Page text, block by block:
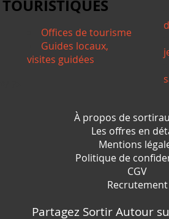
TOURISTIQUES
Offices de tourisme
Guides locaux,
visites guidées
À propos de
Les offres en
Mentions
Politique de
CGV
Recrutement
Partagez Sortir Autour